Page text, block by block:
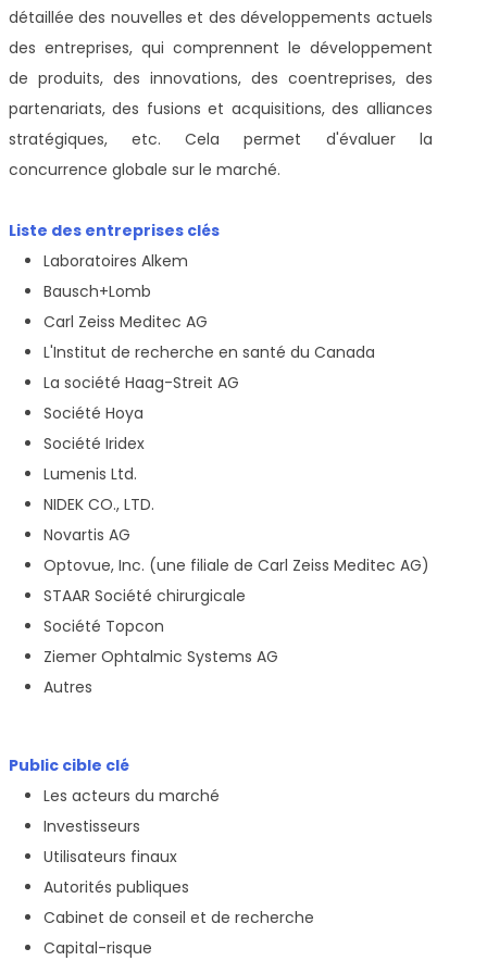
détaillée des nouvelles et des développements actuels
des entreprises, qui comprennent le développement
de produits, des innovations, des coentreprises, des
partenariats, des fusions et acquisitions, des alliances
stratégiques, etc. Cela permet d'évaluer la
concurrence globale sur le marché.
Liste des entreprises clés
Laboratoires Alkem
Bausch+Lomb
Carl Zeiss Meditec AG
L'Institut de recherche en santé du Canada
La société Haag-Streit AG
Société Hoya
Société Iridex
Lumenis Ltd.
NIDEK CO., LTD.
Novartis AG
Optovue, Inc. (une filiale de Carl Zeiss Meditec AG)
STAAR Société chirurgicale
Société Topcon
Ziemer Ophtalmic Systems AG
Autres
Public cible clé
Les acteurs du marché
Investisseurs
Utilisateurs finaux
Autorités publiques
Cabinet de conseil et de recherche
Capital-risque